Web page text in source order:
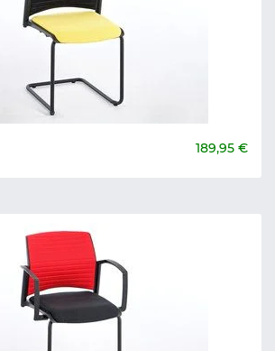
189,95 €